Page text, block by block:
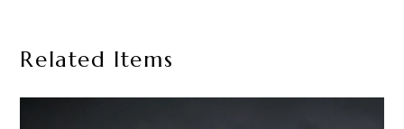
Related Items